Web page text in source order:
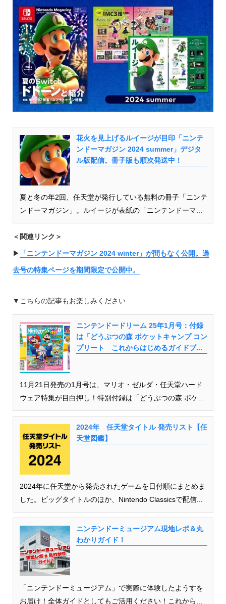
花火を見上げるルイージが目印「ニンテ
ンドーマガジン 2024 summer」デジタ
ル版配信。冊子版も順次発送中！
夏と冬の年2回、任天堂が発行している無料の冊子「ニンテ
ンドーマガジン」。ルイージが表紙の「ニンテンドーマ...
＜関連リンク＞
▶︎ 「ニンテンドーマガジン 2024 winter」が間もなく公開。過
去号の特集ページを期間限定で公開中。
▼こちらの記事もお楽しみください
ニンテンドードリーム 25年1月号：付録
は「どうぶつの森 ポケットキャンプ コン
プリート これからはじめるガイドブ...
11月21日発売の1月号は、マリオ・ゼルダ・任天堂ハード
ウェア特集が目白押し！特別付録は「どうぶつの森 ポケ...
2024年 任天堂タイトル 発売リスト【任
天堂図鑑】
2024年に任天堂から発売されたゲームを日付順にまとめま
した。ビッグタイトルのほか、Nintendo Classicsで配信...
ニンテンドーミュージアム現地レポ＆丸
わかりガイド！
「ニンテンドーミュージアム」で実際に体験したようすを
お届け！全体ガイドとしてもご活用ください！これから...